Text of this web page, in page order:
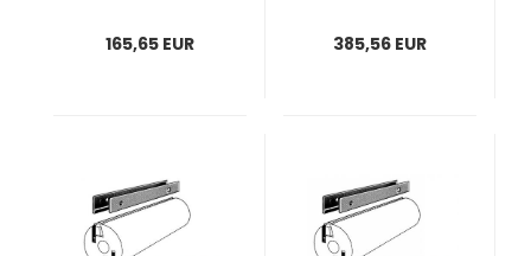
165,65 EUR
385,56 EUR